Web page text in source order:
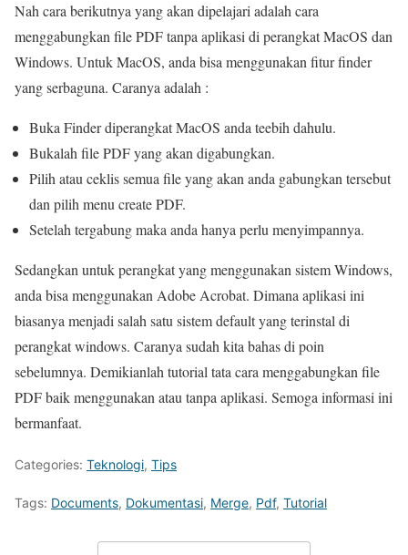
Nah cara berikutnya yang akan dipelajari adalah cara
menggabungkan file PDF tanpa aplikasi di perangkat MacOS dan
Windows. Untuk MacOS, anda bisa menggunakan fitur finder
yang serbaguna. Caranya adalah :
Buka Finder diperangkat MacOS anda teebih dahulu.
Bukalah file PDF yang akan digabungkan.
Pilih atau ceklis semua file yang akan anda gabungkan tersebut
dan pilih menu create PDF.
Setelah tergabung maka anda hanya perlu menyimpannya.
Sedangkan untuk perangkat yang menggunakan sistem Windows,
anda bisa menggunakan Adobe Acrobat. Dimana aplikasi ini
biasanya menjadi salah satu sistem default yang terinstal di
perangkat windows. Caranya sudah kita bahas di poin
sebelumnya. Demikianlah tutorial tata cara menggabungkan file
PDF baik menggunakan atau tanpa aplikasi. Semoga informasi ini
bermanfaat.
Categories: Teknologi, Tips
Tags: Documents, Dokumentasi, Merge, Pdf, Tutorial